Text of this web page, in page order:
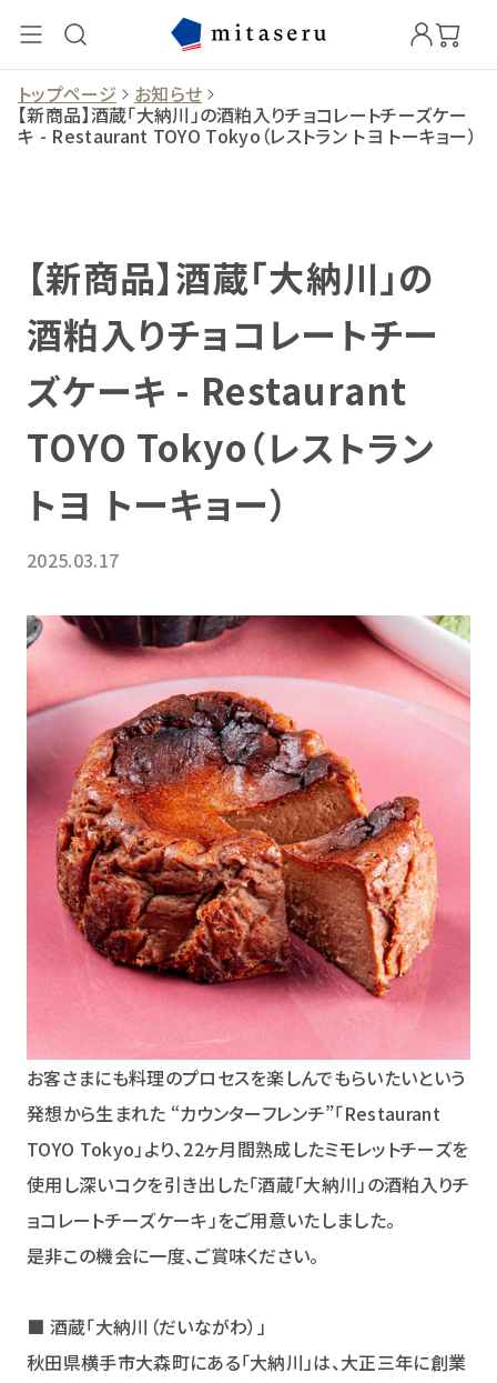
トップページ お知らせ
【新商品】酒蔵「大納川」の酒粕入りチョコレートチーズケー
キ - Restaurant TOYO Tokyo（レストラン トヨ トーキョー）
【新商品】酒蔵「大納川」の
酒粕入りチョコレートチー
ズケーキ - Restaurant
TOYO Tokyo（レストラン
トヨ トーキョー）
2025.03.17
お客さまにも料理のプロセスを楽しんでもらいたいという
発想から生まれた “カウンターフレンチ”「Restaurant
TOYO Tokyo」より、22ヶ月間熟成したミモレットチーズを
使用し深いコクを引き出した「酒蔵「大納川」の酒粕入りチ
ョコレートチーズケーキ」をご用意いたしました。
是非この機会に一度、ご賞味ください。
■ 酒蔵「大納川（だいながわ）」
秋田県横手市大森町にある「大納川」は、大正三年に創業